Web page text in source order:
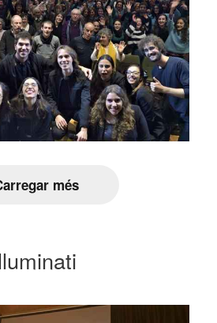
més